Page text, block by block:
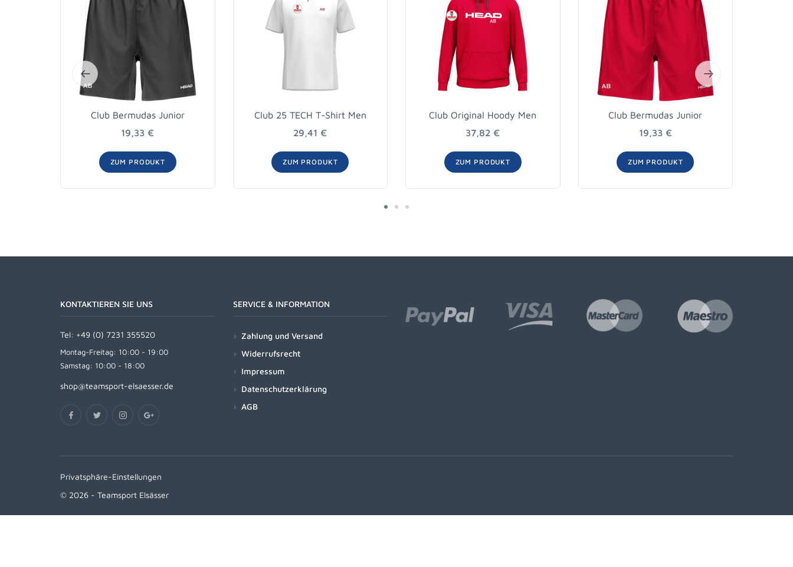
Club Bermudas Junior
19,33 €
ZUM PRODUKT
Club 25 TECH T-Shirt Men
29,41 €
ZUM PRODUKT
Club Original Hoody Men
37,82 €
ZUM PRODUKT
Club Bermudas Junior
19,33 €
ZUM PRODUKT
KONTAKTIEREN SIE UNS
Tel: +49 (0) 7231 355520
Montag-Freitag: 10:00 - 19:00
Samstag: 10:00 - 18:00
shop@teamsport-elsaesser.de
SERVICE & INFORMATION
Zahlung und Versand
Widerrufsrecht
Impressum
Datenschutzerklärung
AGB
Privatsphäre-Einstellungen
© 2026 - Teamsport Elsässer